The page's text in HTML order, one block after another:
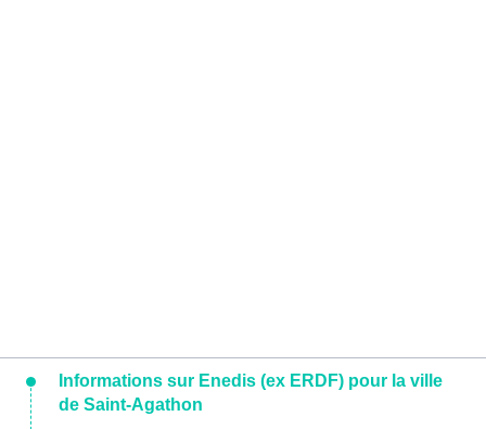
Informations sur Enedis (ex ERDF) pour la ville
de Saint-Agathon